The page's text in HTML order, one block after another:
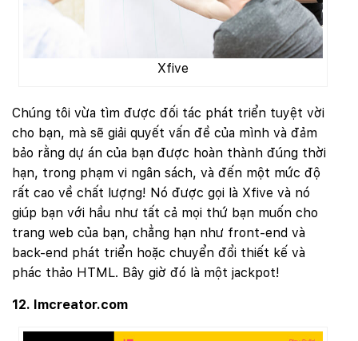
Xfive
Chúng tôi vừa tìm được đối tác phát triển tuyệt vời
cho bạn, mà sẽ giải quyết vấn đề của mình và đảm
bảo rằng dự án của bạn được hoàn thành đúng thời
hạn, trong phạm vi ngân sách, và đến một mức độ
rất cao về chất lượng! Nó được gọi là Xfive và nó
giúp bạn với hầu như tất cả mọi thứ bạn muốn cho
trang web của bạn, chẳng hạn như front-end và
back-end phát triển hoặc chuyển đổi thiết kế và
phác thảo HTML. Bây giờ đó là một jackpot!
12. Imcreator.com